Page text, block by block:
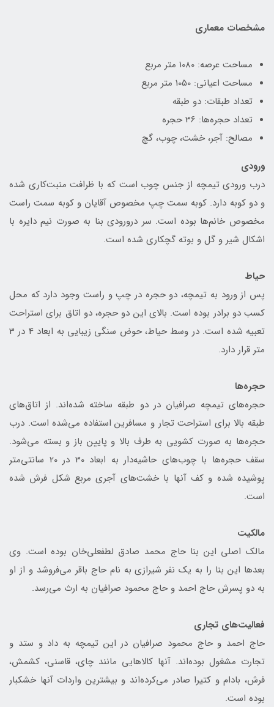
مشخصات معماری
مساحت عرصه: 1080 متر مربع
مساحت اعیانی: 1050 متر مربع
تعداد طبقات: دو طبقه
تعداد حجره‌ها: 36 حجره
مصالح: آجر، خشت، چوب، گچ
ورودی
درب ورودی تیمچه از جنس چوب است که با ظرافت منبت‌کاری شده
و دو کوبه دارد. کوبه سمت چپ مخصوص آقایان و کوبه سمت راست
مخصوص خانم‌ها بوده است. سر درورودی بنا به صورت نیم دایره با
اشکال شیر و گل و بوته گچکاری شده است.
حیاط
پس از ورود به تیمچه، دو حجره در چپ و راست وجود دارد که محل
کسب دو برادر بوده است. بالای این دو حجره، دو اتاق برای استراحت
تعبیه شده است. در وسط حیاط، حوض سنگی زیبایی به ابعاد 4 در 3
متر قرار دارد.
حجره‌ها
حجره‌های تیمچه صرافیان در دو طبقه ساخته شده‌اند. از اتاق‌های
طبقه بالا برای استراحت تجار و مسافرین استفاده می‌شده است. درب
حجره‌ها به صورت کشویی به طرف بالا و پایین باز و بسته می‌شود.
سقف حجره‌ها با چوب‌های حاشیه‌دار به ابعاد 30 در 20 سانتی‌متر
پوشیده شده و کف آنها با خشت‌های آجری مربع شکل فرش شده
است.
مالکیت
مالک اصلی این بنا حاج محمد صادق لطفعلی‌خان بوده است. وی
بعدها این بنا را به یک نفر شیرازی به نام حاج باقر می‌فروشد و از او
به دو پسرش حاج احمد و حاج محمود صرافیان به ارث می‌رسد.
فعالیت‌های تجاری
حاج احمد و حاج محمود صرافیان در این تیمچه به داد و ستد و
تجارت مشغول بوده‌اند. آنها کالاهایی مانند چای، قاسنی، کشمش،
فرش، بادام و کتیرا صادر می‌کرده‌اند و بیشترین واردات آنها خشکبار
بوده است.